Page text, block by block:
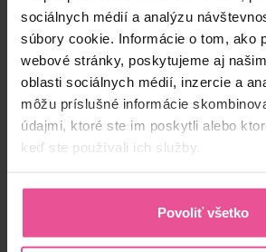
sociálnych médií a analýzu
súbory cookie. Informácie o tom, ako
webové stránky, poskytujeme aj
oblasti sociálnych médií, inzercie a
môžu príslušné informácie
údajmi, ktoré ste im poskytli alebo
keď ste používali ich služby.
Povoliť všetko
podstatným spôsobom urýchliť
a predísť prípadným komplikáciám.
s ním sú veľmi dobré.